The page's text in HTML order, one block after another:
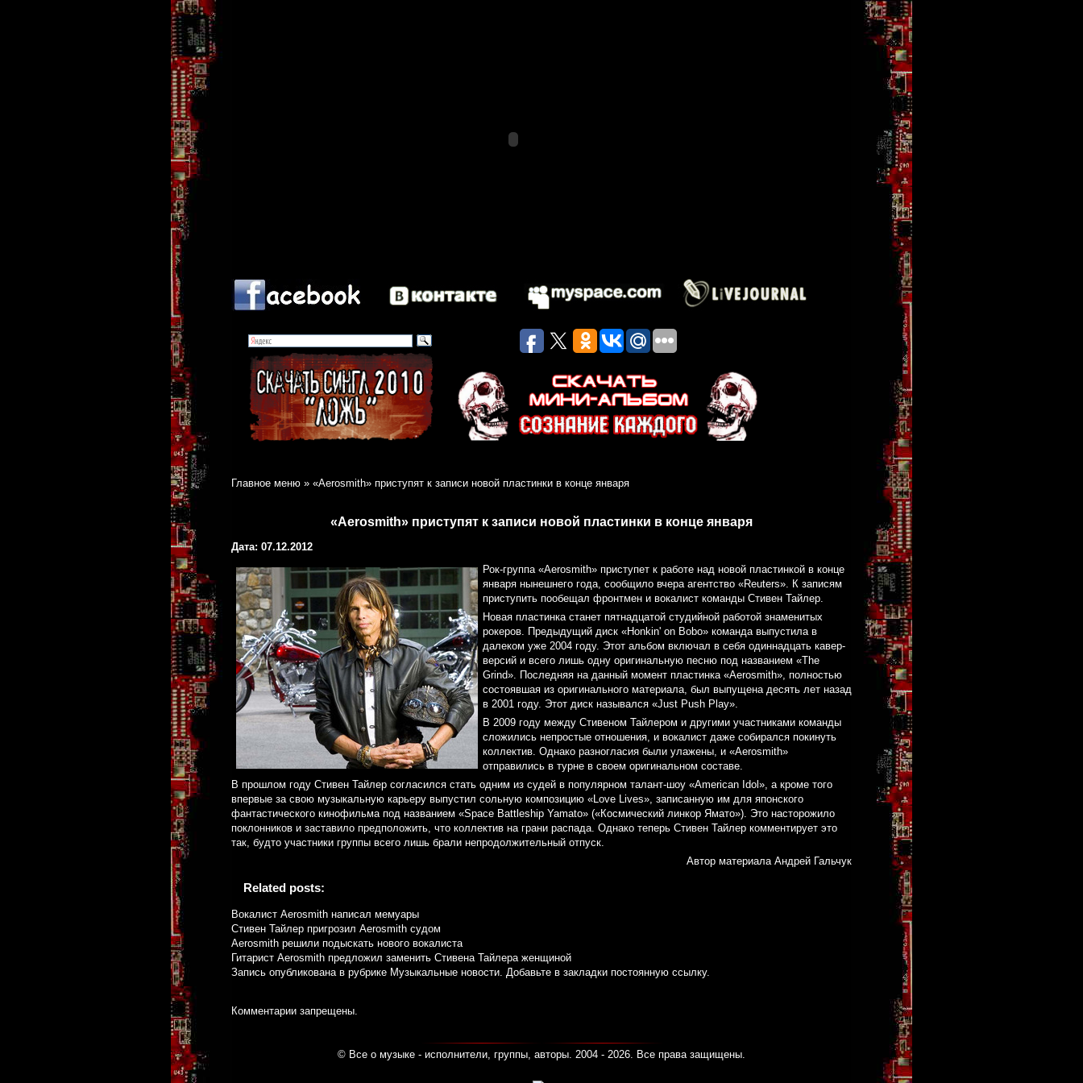
Главное меню » «Aerosmith» приступят к записи новой пластинки в конце января
«Aerosmith» приступят к записи новой пластинки в конце января
Дата: 07.12.2012
Рок-группа «Aerosmith» приступет к работе над новой пластинкой в конце
января нынешнего года, сообщило вчера агентство «Reuters». К записям
приступить пообещал фронтмен и вокалист команды Стивен Тайлер.
Новая пластинка станет пятнадцатой студийной работой знаменитых
рокеров. Предыдущий диск «Honkin' on Bobo» команда выпустила в
далеком уже 2004 году. Этот альбом включал в себя одиннадцать кавер-
версий и всего лишь одну оригинальную песню под названием «Thе
Grind». Последняя на данный момент пластинка «Aerosmith», полностью
состоявшая из оригинального материала, был выпущена десять лет назад
в 2001 году. Этот диск назывался «Just Push Play».
В 2009 году между Стивеном Тайлером и другими участниками команды
сложились непростые отношения, и вокалист даже собирался покинуть
коллектив. Однако разногласия были улажены, и «Aerosmith»
отправились в турне в своем оригинальном составе.
В прошлом году Стивен Тайлер согласился стать одним из судей в популярном талант-шоу «American Idol», а кроме того
впервые за свою музыкальную карьеру выпустил сольную композицию «Love Lives», записанную им для японского
фантастического кинофильма под названием «Space Battleship Yamato» («Космический линкор Ямато»). Это насторожило
поклонников и заставило предположить, что коллектив на грани распада. Однако теперь Стивен Тайлер комментирует это
так, будто участники группы всего лишь брали непродолжительный отпуск.
Автор материала Андрей Гальчук
Related posts:
Вокалист Aerosmith написал мемуары
Стивен Тайлер пригрозил Aerosmith судом
Aerosmith решили подыскать нового вокалиста
Гитарист Aerosmith предложил заменить Стивена Тайлера женщиной
Запись опубликована в рубрике Музыкальные новости. Добавьте в закладки постоянную ссылку.
Комментарии запрещены.
© Все о музыке - исполнители, группы, авторы. 2004 - 2026. Все права защищены.